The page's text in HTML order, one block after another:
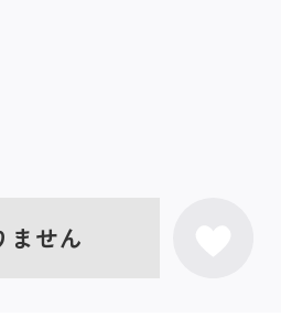
ません